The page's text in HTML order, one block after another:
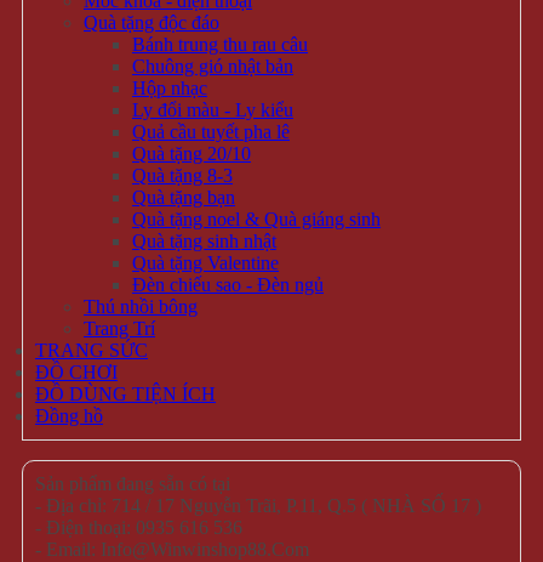
Quà tặng độc đáo
Bánh trung thu rau câu
Chuông gió nhật bản
Hộp nhạc
Ly đổi màu - Ly kiểu
Quả cầu tuyết pha lê
Quà tặng 20/10
Quà tặng 8-3
Quà tặng bạn
Quà tặng noel & Quà giáng sinh
Quà tặng sinh nhật
Quà tặng Valentine
Đèn chiếu sao - Đèn ngủ
Thú nhồi bông
Trang Trí
TRANG SỨC
ĐỒ CHƠI
ĐỒ DÙNG TIỆN ÍCH
Đồng hồ
Sản phẩm đang sẵn có tại
- Địa chỉ: 714 / 17 Nguyễn Trãi, P.11, Q.5 ( NHÀ SỐ 17 )
- Điện thoại: 0935 616 536
- Email: Info@Winwinshop88.Com